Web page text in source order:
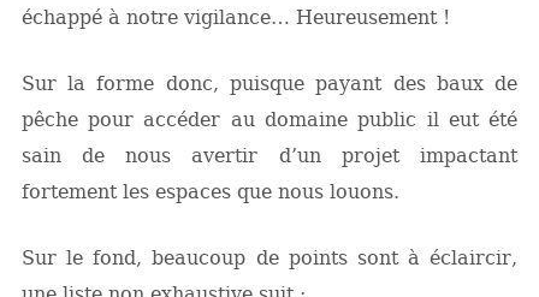
échappé à notre vigilance… Heureusement !
Sur la forme donc, puisque payant des baux de
pêche pour accéder au domaine public il eut été
sain de nous avertir d’un projet impactant
fortement les espaces que nous louons.
Sur le fond, beaucoup de points sont à éclaircir,